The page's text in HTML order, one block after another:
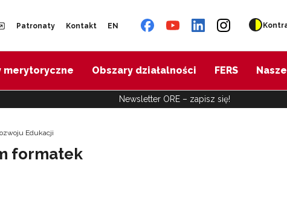
Patronaty Kontakt EN
merytoryczne Obszary działalności FERS
Newsletter ORE – zapisz się!
Edukacji
formatek